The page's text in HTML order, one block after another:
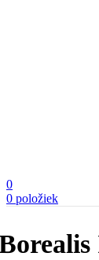
0
0 položiek